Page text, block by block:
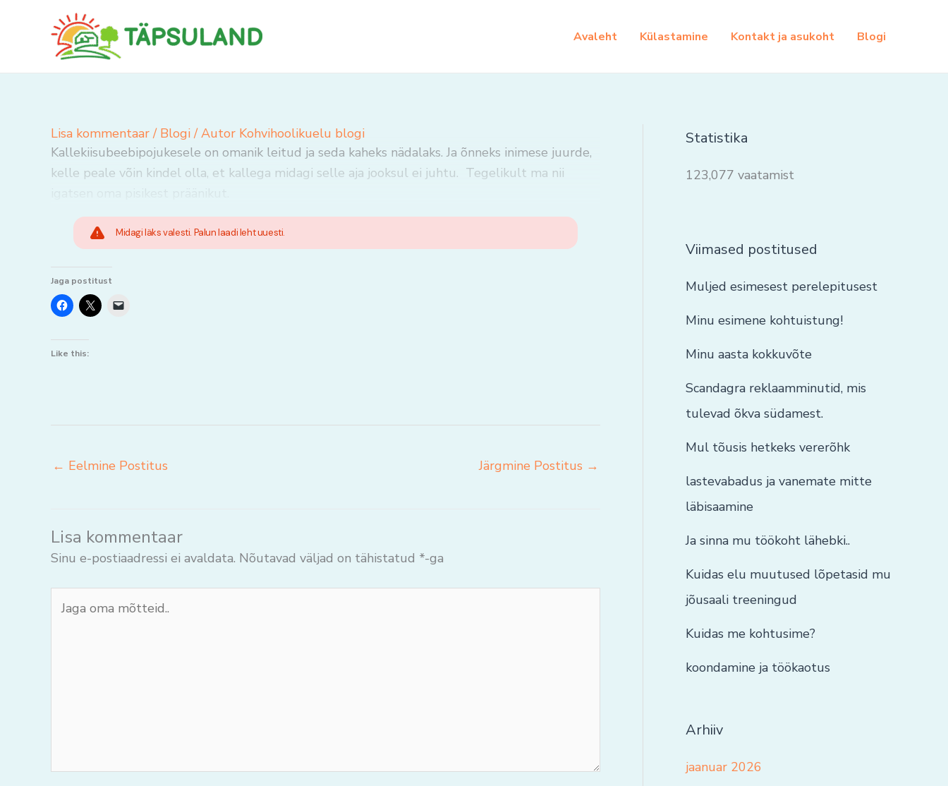
Avaleht Külastamine Kontakt ja asukoht Blogi
Lisa kommentaar / Blogi/ Autor Kohvihoolikuelu blogi
Kallekiisubeebipojukesele on omanik leitud ja seda kaheks nädalaks. Ja õnneks inimese juurde,
kelle peale võin kindel olla, et kallega midagi selle aja jooksul ei juhtu. Tegelikult ma nii
Midagi läks valesti. Palun laadi leht uuesti.
Jaga postitust
Like this:
← Eelmine Postitus Järgmine Postitus →
Lisa kommentaar
Sinu e-postiaadressi ei avaldata. Nõutavad väljad on tähistatud *-ga
oma
Statistika
123,077 vaatamist
Viimased postitused
Muljed esimesest perelepitusest
Minu esimene kohtuistung!
Minu aasta kokkuvõte
Scandagra reklaamminutid, mis
tulevad õkva südamest.
Mul tõusis hetkeks vererõhk
lastevabadus ja vanemate mitte
läbisaamine
Ja sinna mu töökoht lähebki..
Kuidas elu muutused lõpetasid mu
jõusaali treeningud
Kuidas me kohtusime?
koondamine ja töökaotus
Arhiiv
jaanuar 2026